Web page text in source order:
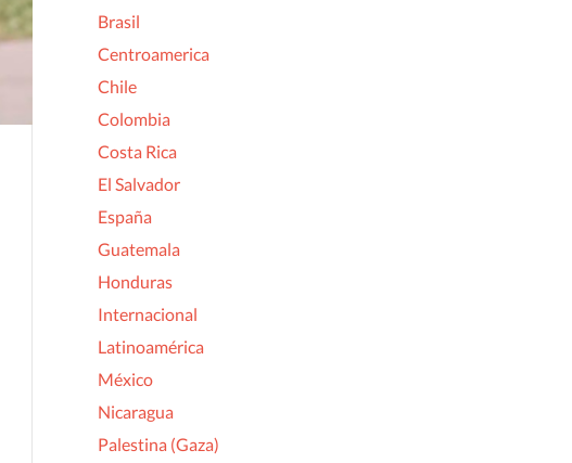
Brasil
Centroamerica
Chile
Colombia
Costa Rica
El Salvador
España
Guatemala
Honduras
Internacional
Latinoamérica
México
Nicaragua
Palestina (Gaza)